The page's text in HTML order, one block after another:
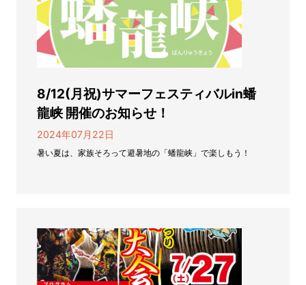
8/12(月祝)サマーフェスティバルin蟠
龍峡 開催のお知らせ！
2024年07月22日
暑い夏は、家族そろって避暑地の「蟠龍峡」で楽しもう！